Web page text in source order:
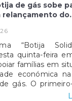
de gás sobe
relançamento do
“Botija
quinta-feira
famílias em
económica
gás. O
anunciou o